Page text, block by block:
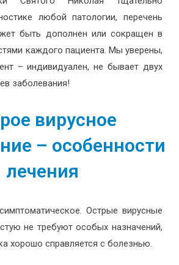
любой патологии, перечень
быть дополнен или сокращен в
каждого пациента. Мы уверены,
– индивидуален, не бывает двух
заболевания!
вирусное
– особенности
лечения
Острые вирусные
не требуют особых назначений,
хорошо справляется с болезнью.